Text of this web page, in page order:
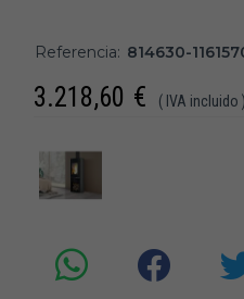
Referencia: 814630-
3.218,60 € ( IVA incluido )